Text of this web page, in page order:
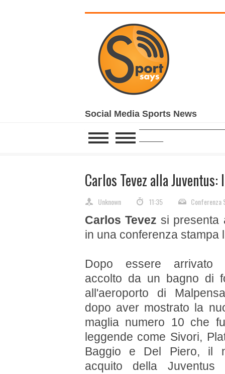
Social Media Sports News
__________________________
Carlos Tevez alla
Unknown 11:35 Conferenza
Carlos Tevez si presenta
in una conferenza stampa
Dopo essere arrivato
accolto da un bagno di
all'aeroporto di
dopo aver mostrato la
maglia numero 10 che
leggende come Sivori,
Baggio e Del Piero, il
acquito della Juventus